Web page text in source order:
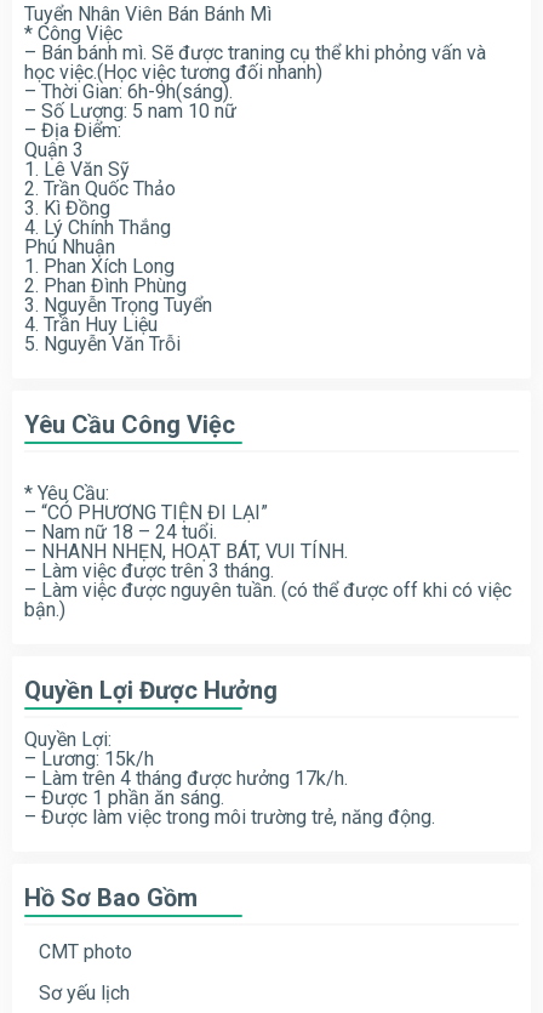
Tuyển Nhân Viên Bán Bánh Mì
* Công Việc
– Bán bánh mì. Sẽ được traning cụ thể khi phỏng vấn và
học việc.(Học việc tương đối nhanh)
– Thời Gian: 6h-9h(sáng).
– Số Lượng: 5 nam 10 nữ
– Địa Điểm:
Quận 3
1. Lê Văn Sỹ
2. Trần Quốc Thảo
3. Kì Đồng
4. Lý Chính Thắng
Phú Nhuận
1. Phan Xích Long
2. Phan Đình Phùng
3. Nguyễn Trọng Tuyển
4. Trần Huy Liệu
5. Nguyễn Văn Trỗi
Yêu Cầu Công Việc
* Yêu Cầu:
– “CÓ PHƯƠNG TIỆN ĐI LẠI”
– Nam nữ 18 – 24 tuổi.
– NHANH NHẸN, HOẠT BÁT, VUI TÍNH.
– Làm việc được trên 3 tháng.
– Làm việc được nguyên tuần. (có thể được off khi có việc
bận.)
Quyền Lợi Được Hưởng
Quyền Lợi:
– Lương: 15k/h
– Làm trên 4 tháng được hưởng 17k/h.
– Được 1 phần ăn sáng.
– Được làm việc trong môi trường trẻ, năng động.
Hồ Sơ Bao Gồm
CMT photo
Sơ yếu lịch